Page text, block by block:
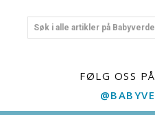
Søk i alle artikler på
FØLG OSS